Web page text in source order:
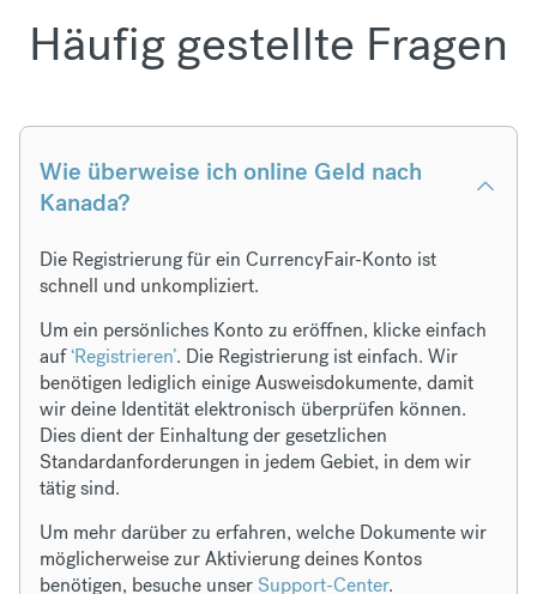
Häufig gestellte Fragen
Wie überweise ich online Geld nach
Kanada?
Die Registrierung für ein CurrencyFair-Konto ist
schnell und unkompliziert.
Um ein persönliches Konto zu eröffnen, klicke einfach
auf‘Registrieren’. Die Registrierung ist einfach. Wir
benötigen lediglich einige Ausweisdokumente, damit
wir deine Identität elektronisch überprüfen können.
Dies dient der Einhaltung der gesetzlichen
Standardanforderungen in jedem Gebiet, in dem wir
tätig sind.
Um mehr darüber zu erfahren, welche Dokumente wir
möglicherweise zur Aktivierung deines Kontos
benötigen, besuche unser Support-Center.